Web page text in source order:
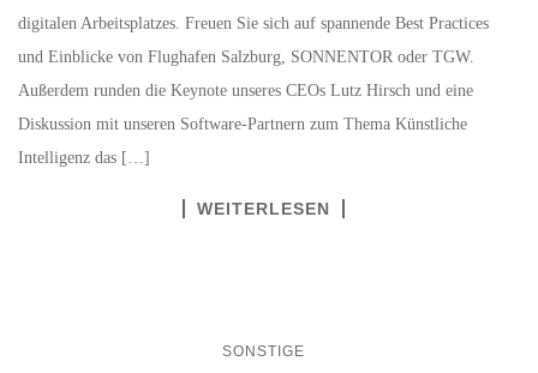
digitalen Arbeitsplatzes. Freuen Sie sich auf spannende Best Practices
und Einblicke von Flughafen Salzburg, SONNENTOR oder TGW.
Außerdem runden die Keynote unseres CEOs Lutz Hirsch und eine
Diskussion mit unseren Software-Partnern zum Thema Künstliche
Intelligenz das […]
WEITERLESEN
SONSTIGE